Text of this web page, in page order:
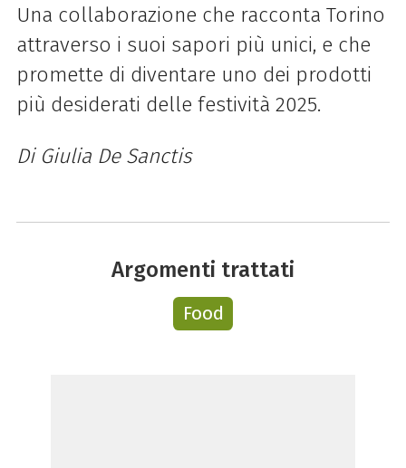
Una collaborazione che racconta Torino
attraverso i suoi sapori più unici, e che
promette di diventare uno dei prodotti
più desiderati delle festività 2025.
Di Giulia De Sanctis
Argomenti trattati
Food